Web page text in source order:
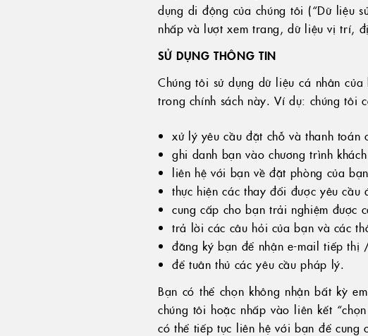
dụng di động của chúng tôi (“Dữ liệu
nhấp và lượt xem trang, dữ liệu vị trí,
SỬ DỤNG THÔNG TIN
Chúng tôi sử dụng dữ liệu cá nhân
trong chính sách này. Ví dụ: chúng tôi
xử lý yêu cầu đặt chỗ và thanh toán
ghi danh bạn vào chương trình
liên hệ với bạn về đặt phòng của
thực hiện các thay đổi được yêu
cung cấp cho bạn trải nghiệm được
trả lời các câu hỏi của bạn và các
đăng ký bạn để nhận e-mail tiếp thị
để tuân thủ các yêu cầu pháp lý.
Bạn có thể chọn không nhận bất kỳ
chúng tôi hoặc nhấp vào liên kết
có thể tiếp tục liên hệ với bạn để cung